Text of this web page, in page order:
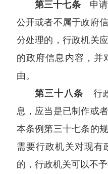
第三十七条申请
公开或者不属于政府
分处理的，行政机关
的政府信息内容，并
由。
第三十八条 行
息，应当是已制作或
本条例第三十七条的
需要行政机关对现有
的，行政机关可以不予